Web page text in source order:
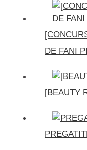
DE FANI
[BEAUTY